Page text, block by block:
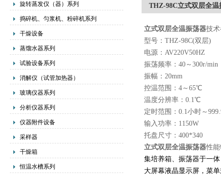
旋转蒸发仪（器）系列
捣碎机、匀浆机、粉碎机系列
干燥设备
蒸馏水器系列
试验设备系列
消解仪（试管加热器）
玻璃仪器系列
分析仪器系列
仪器附件设备
采样器
干燥箱
恒温水槽系列
THZ-98C立式双层全温
立式双层全温振荡器技
型号：THZ-98C(双层)
电源：AV220V50HZ
振荡频率：40～300r/min
振幅：20mm
控温范围：4～65℃
温度分辨率：0.1℃
定时范围：0.1小时～
输入功率：1150W
托盘尺寸：400*340
立式双层全温振荡器性
集培养箱、振荡器于一
大屏幕液晶显示屏，菜